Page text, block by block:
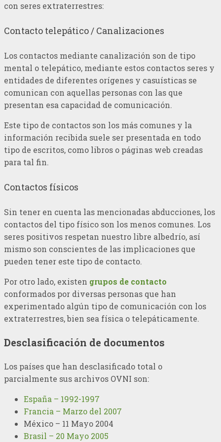
con seres extraterrestres:
Contacto telepático / Canalizaciones
Los contactos mediante canalización son de tipo
mental o telepático, mediante estos contactos seres y
entidades de diferentes orígenes y casuísticas se
comunican con aquellas personas con las que
presentan esa capacidad de comunicación.
Este tipo de contactos son los más comunes y la
información recibida suele ser presentada en todo
tipo de escritos, como libros o páginas web creadas
para tal fin.
Contactos físicos
Sin tener en cuenta las mencionadas abducciones, los
contactos del tipo físico son los menos comunes. Los
seres positivos respetan nuestro libre albedrío, así
mismo son conscientes de las implicaciones que
pueden tener este tipo de contacto.
Por otro lado, existen grupos de contacto
conformados por diversas personas que han
experimentado algún tipo de comunicación con los
extraterrestres, bien sea física o telepáticamente.
Desclasificación de documentos
Los países que han desclasificado total o
parcialmente sus archivos OVNI son:
España – 1992-1997
Francia – Marzo del 2007
México – 11 Mayo 2004
Brasil – 20 Mayo 2005